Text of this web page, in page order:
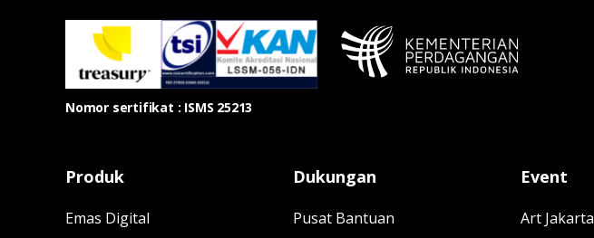
Nomor sertifikat : ISMS 25213
Produk
Emas Digital
Dukungan
Pusat Bantuan
Event
Art Jakarta